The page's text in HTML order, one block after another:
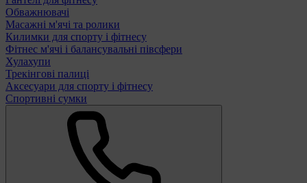
Обважнювачі
Масажні м'ячі та ролики
Килимки для спорту і фітнесу
Фітнес м'ячі і балансувальні півсфери
Хулахупи
Трекінгові палиці
Аксесуари для спорту і фітнесу
Спортивні сумки